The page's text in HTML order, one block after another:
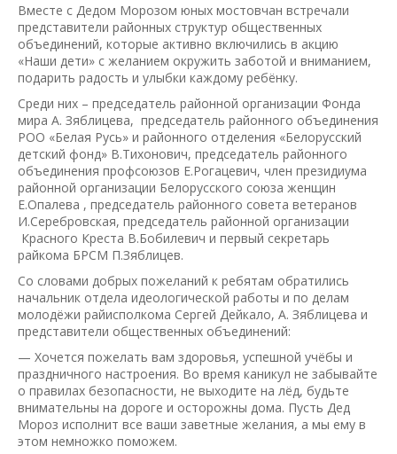
Вместе с Дедом Морозом юных мостовчан встречали
представители районных структур общественных
объединений, которые активно включились в акцию
«Наши дети» с желанием окружить заботой и вниманием,
подарить радость и улыбки каждому ребёнку.
Среди них – председатель районной организации Фонда
мира А. Зяблицева, председатель районного объединения
РОО «Белая Русь» и районного отделения «Белорусский
детский фонд» В.Тихонович, председатель районного
объединения профсоюзов Е.Рогацевич, член президиума
районной организации Белорусского союза женщин
Е.Опалева , председатель районного совета ветеранов
И.Серебровская, председатель районной организации
Красного Креста В.Бобилевич и первый секретарь
райкома БРСМ П.Зяблицев.
Со словами добрых пожеланий к ребятам обратились
начальник отдела идеологической работы и по делам
молодёжи райисполкома Сергей Дейкало, А. Зяблицева и
представители общественных объединений:
— Хочется пожелать вам здоровья, успешной учёбы и
праздничного настроения. Во время каникул не забывайте
о правилах безопасности, не выходите на лёд, будьте
внимательны на дороге и осторожны дома. Пусть Дед
Мороз исполнит все ваши заветные желания, а мы ему в
этом немножко поможем.